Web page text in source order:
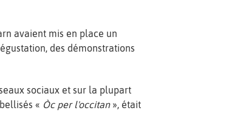
avaient mis en place un
des démonstrations
sociaux et sur la plupart
« Òc per l'occitan», était